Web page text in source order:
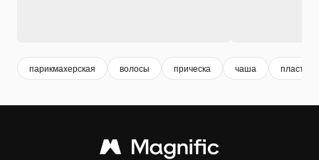
парикмахерская волосы прическа чаша пластик